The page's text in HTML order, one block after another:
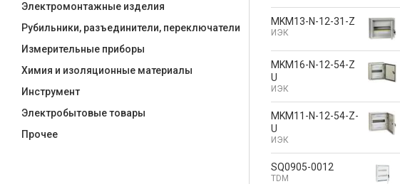
MKM13-N-12-31-Z
ИЭК
MKM16-N-12-54-Z
U
ИЭК
MKM11-N-12-54-Z-
U
ИЭК
SQ0905-0012
TDM
Электромонтажные изделия
Рубильники, разъединители, переключатели
Измерительные приборы
Химия и изоляционные материалы
Инструмент
Электробытовые товары
Прочее